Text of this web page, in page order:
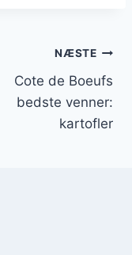
NÆSTE
Cote de Boeufs
bedste venner:
kartofler